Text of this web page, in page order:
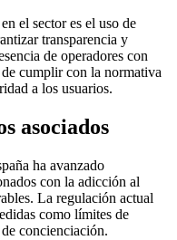
el sector es el uso de
transparencia y
de operadores con
cumplir con la normativa
a los usuarios.
asociados
ha avanzado
con la adicción al
La regulación actual
como límites de
concienciación.